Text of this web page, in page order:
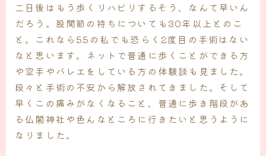
二日後はもう歩くリハビリするそう、なんて早いん
だろう。股関節の持ちについても30年以上とのこ
と。これなら55の私でも恐らく2度目の手術はない
なと思います。ネットで普通に歩くことができる方
や空手やバレエをしている方の体験談も見ました。
段々と手術の不安から解放されてきました。そして
早くこの痛みがなくなること、普通に歩き階段があ
る仏閣神社や色んなところに行きたいと思うように
なりました。